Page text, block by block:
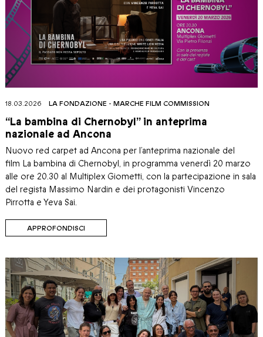
18.03.2026 LA FONDAZIONE - MARCHE FILM COMMISSION
“La bambina di Chernobyl” in anteprima
nazionale ad Ancona
Nuovo red carpet ad Ancona per l’anteprima nazionale del
film La bambina di Chernobyl, in programma venerdì 20 marzo
alle ore 20.30 al Multiplex Giometti, con la partecipazione in sala
del regista Massimo Nardin e dei protagonisti Vincenzo
Pirrotta e Yeva Sai.
APPROFONDISCI